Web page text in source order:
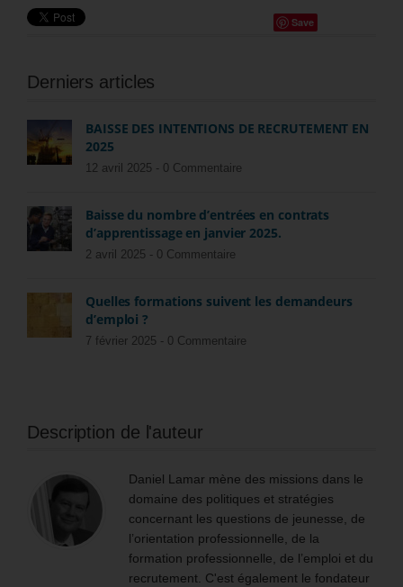
Save
Derniers articles
BAISSE DES INTENTIONS DE RECRUTEMENT EN
2025
12 avril 2025 - 0 Commentaire
Baisse du nombre d’entrées en contrats
d’apprentissage en janvier 2025.
2 avril 2025 - 0 Commentaire
Quelles formations suivent les demandeurs
d’emploi ?
7 février 2025 - 0 Commentaire
Description de l'auteur
Daniel Lamar mène des missions dans le
domaine des politiques et stratégies
concernant les questions de jeunesse, de
l’orientation professionnelle, de la
formation professionnelle, de l’emploi et du
recrutement. C'est également le fondateur